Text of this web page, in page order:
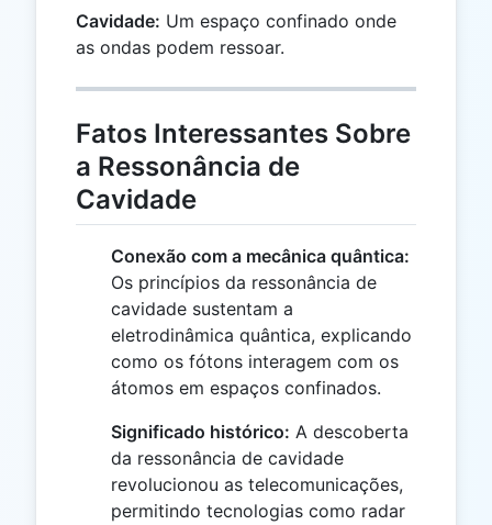
Cavidade: Um espaço confinado onde
as ondas podem ressoar.
Fatos Interessantes Sobre
a Ressonância de
Cavidade
Conexão com a mecânica quântica:
Os princípios da ressonância de
cavidade sustentam a
eletrodinâmica quântica, explicando
como os fótons interagem com os
átomos em espaços confinados.
Significado histórico: A descoberta
da ressonância de cavidade
revolucionou as telecomunicações,
permitindo tecnologias como radar